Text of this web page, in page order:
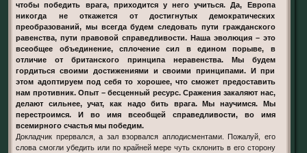
чтобы победить врага, приходится у него учиться. Да, Европа
никогда не откажется от достигнутых демократических
преобразований, мы всегда будем следовать пути гражданского
равенства, пути правовой справедливости. Наша эволюция – это
всеобщее объединение, сплочение сил в едином порыве, в
отличие от британского принципа неравенства. Мы будем
гордиться своими достижениями и своими принципами. И при
этом адоптируем под себя то хорошее, что сможет предоставить
нам противник. Опыт – бесценный ресурс. Сражения закаляют нас,
делают сильнее, учат, как надо бить врага. Мы научимся. Мы
перестроимся. И во имя всеобщей справедливости, во имя
всемирного счастья мы победим.
Докладчик прервался, а зал взорвался аплодисментами. Пожалуй, его
слова смогли убедить или по крайней мере чуть склонить в его сторону